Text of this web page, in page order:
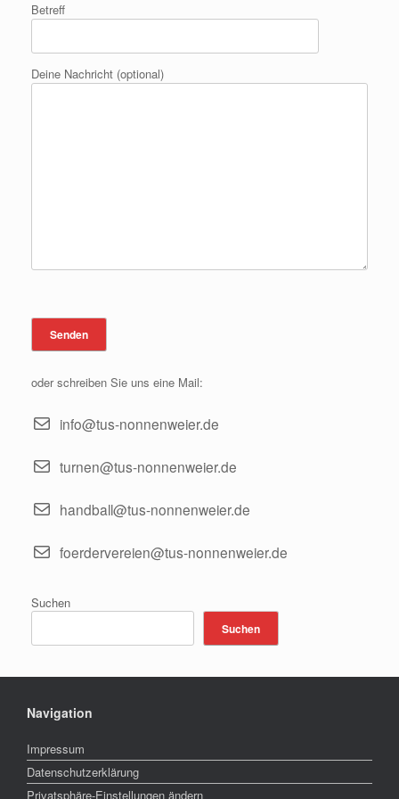
Betreff
Deine Nachricht (optional)
oder schreiben Sie uns eine Mail:
info@tus-nonnenweier.de
turnen@tus-nonnenweier.de
handball@tus-nonnenweier.de
foerdervereien@tus-nonnenweier.de
Suchen
Suchen
Navigation
Impressum
Datenschutzerklärung
Privatsphäre-Einstellungen ändern